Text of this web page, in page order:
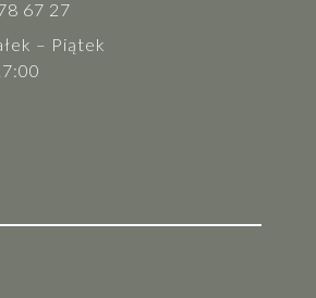
67 27
– Piątek